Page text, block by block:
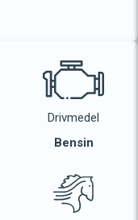
Drivmedel
Bensin